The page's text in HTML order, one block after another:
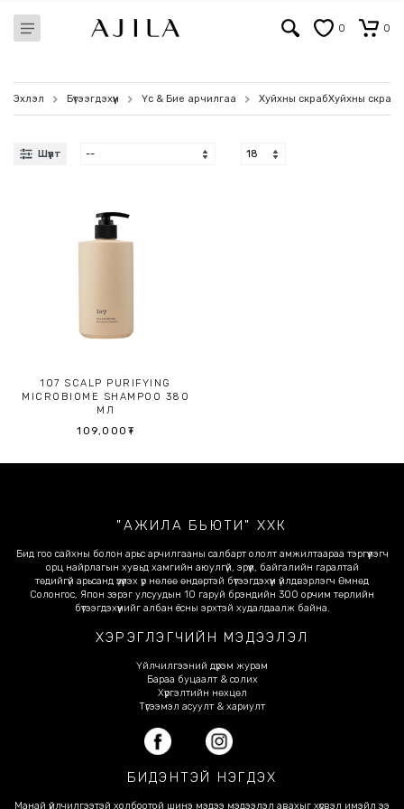
0 0
Эхлэл Бүтээгдэхүүн Үс & Бие арчилгаа Хуйхны скрабХуйхны скраб
Шүүлт
107 SCALP PURIFYING
MICROBIOME SHAMPOO 380
МЛ
109,000₮
"АЖИЛА БЬЮТИ" ХХК
Бид гоо сайхны болон арьс арчилгааны салбарт ололт амжилтаараа тэргүүлэгч
орц найрлагын хувьд хамгийн аюулгүй, эрүүл, байгалийн гаралтай
төдийгүй арьсанд үзүүлэх үр нөлөө өндөртэй бүтээгдэхүүн үйлдвэрлэгч Өмнөд
Солонгос, Япон зэрэг улсуудын 10 гаруй брэндийн 300 орчим төрлийн
бүтээгдэхүүнийг албан ёсны эрхтэй худалдаалж байна.
ХЭРЭГЛЭГЧИЙН МЭДЭЭЛЭЛ
Үйлчилгээний дүрэм журам
Бараа буцаалт & солих
Хүргэлтийн нөхцөл
Түгээмэл асуулт & хариулт
БИДЭНТЭЙ НЭГДЭХ
Манай үйлчилгээтэй холбоотой шинэ мэдээ мэдээлэл авахыг хүсвэл имэйл ээ